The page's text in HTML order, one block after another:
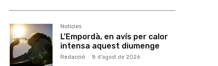
Notícies
L’Empordà, en avís per calor
intensa aquest diumenge
Redacció - 8 d'agost de 2026